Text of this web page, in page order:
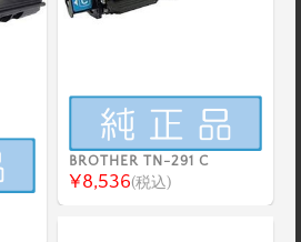
BROTHER TN-291 C
¥8,536(税込)